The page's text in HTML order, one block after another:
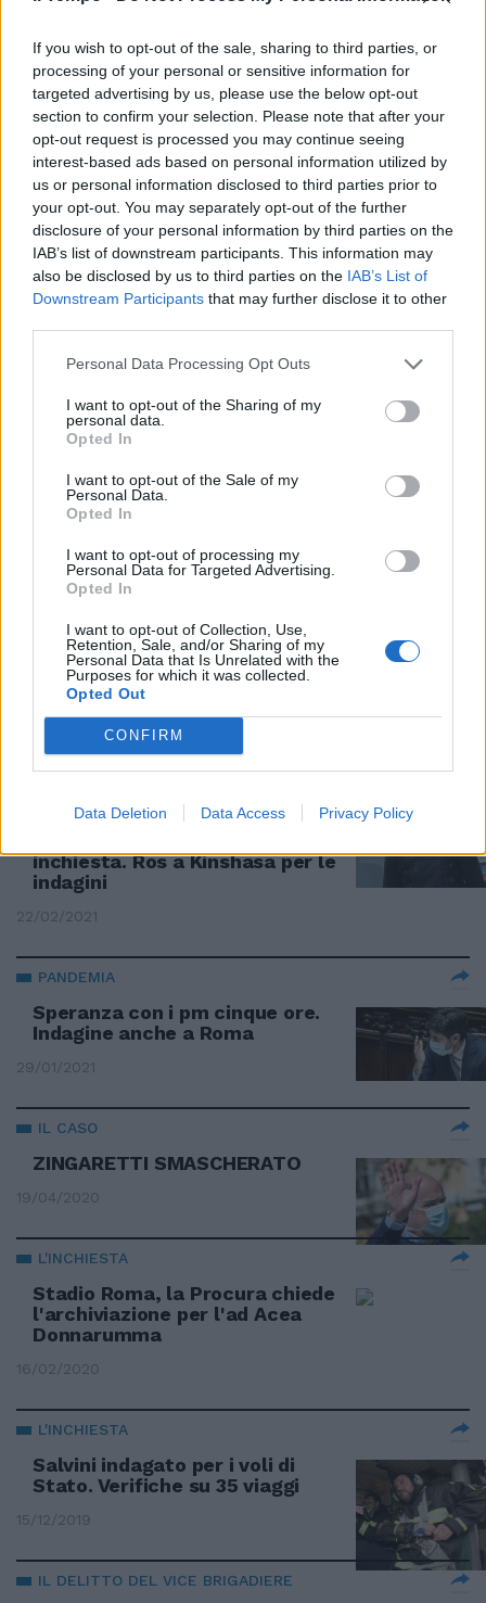
If you wish to opt-out of the sale, sharing to third parties, or
processing of your personal or sensitive information for
targeted advertising by us, please use the below opt-out
section to confirm your selection. Please note that after your
opt-out request is processed you may continue seeing
interest-based ads based on personal information utilized by
us or personal information disclosed to third parties prior to
your opt-out. You may separately opt-out of the further
disclosure of your personal information by third parties on the
IAB’s list of downstream participants. This information may
also be disclosed by us to third parties on the IAB’s List of
Downstream Participants that may further disclose it to other
Personal Data Processing Opt Outs
I want to opt-out of the Sharing of my
personal data.
Opted In
I want to opt-out of the Sale of my
Personal Data.
Opted In
I want to opt-out of processing my
Personal Data for Targeted Advertising.
Opted In
I want to opt-out of Collection, Use,
Retention, Sale, and/or Sharing of my
Personal Data that Is Unrelated with the
Purposes for which it was collected.
Opted Out
CONFIRM
Data Deletion Data Access Privacy Policy
PROCURA DI ROMA
Scarsa protezione della scorta
per l'ambasciatore italiano Luca
Attanasio ucciso in Congo. Ora
c'è un indagato
09/06/2021
RINVIO A GIUDIZIO
Omicidio Regeni, a processo gli
GIUSTIZIA E POLTRONE
Il Consiglio di Stato boccia
Prestipino e il CSM: delibera
illegittima sulla procura di Roma
11/05/2021
"Ti ammazziamo la famiglia":
scoperti i quattro che
minacciavano così Speranza
02/04/2021
Ambasciatore ucciso in Congo,
inchiesta. Ros a Kinshasa per le
indagini
22/02/2021
PANDEMIA
Speranza con i pm cinque ore.
Indagine anche a Roma
29/01/2021
IL CASO
ZINGARETTI SMASCHERATO
19/04/2020
L'INCHIESTA
Stadio Roma, la Procura chiede
l'archiviazione per l'ad Acea
Donnarumma
16/02/2020
L'INCHIESTA
Salvini indagato per i voli di
Stato. Verifiche su 35 viaggi
15/12/2019
IL DELITTO DEL VICE BRIGADIERE